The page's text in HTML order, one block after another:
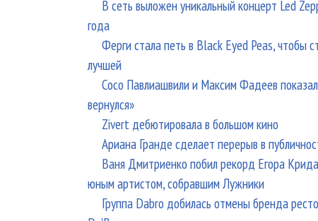
В сеть выложен уникальный концерт Led
года
Ферги стала петь в Black Eyed Peas, чтобы
лучшей
Сосо Павлиашвили и Максим Фадеев
вернулся»
Zivert дебютировала в большом кино
Ариана Гранде сделает перерыв в
Ваня Дмитриенко побил рекорд Егора
юным артистом, собравшим Лужники
Группа Dabro добилась отмены бренда